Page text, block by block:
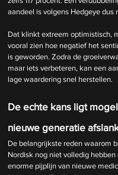
aandeel is volgens Hedgeye dus
Dat klinkt extreem optimistisch,
vooral zien hoe negatief het
is geworden. Zodra de
maar iets verbeteren, kan een
lage waardering snel herstellen.
De echte kans ligt
nieuwe generatie
De belangrijkste reden waarom
Nordisk nog niet volledig hebben
enorme pijplijn van nieuwe